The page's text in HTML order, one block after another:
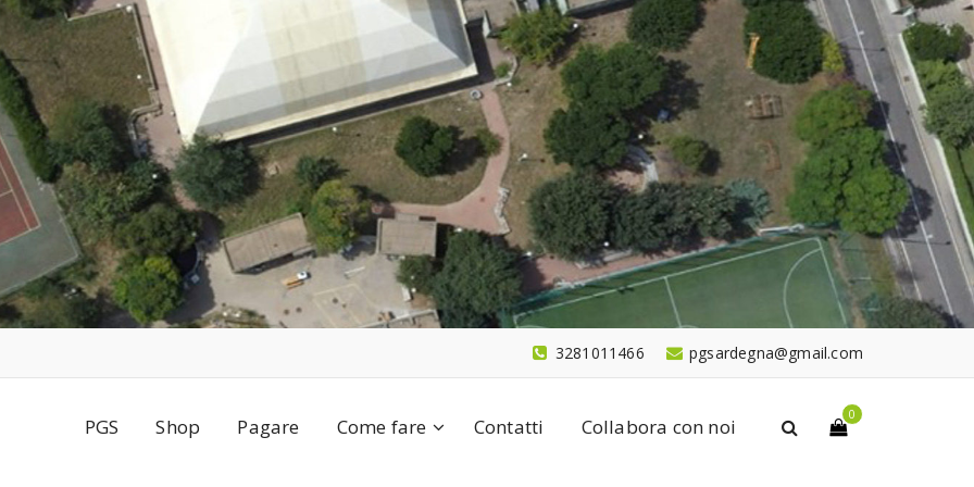
pgsardegna@gmail.com
3281011466
PGS Shop Pagare Come fare Contatti Collabora con noi
0